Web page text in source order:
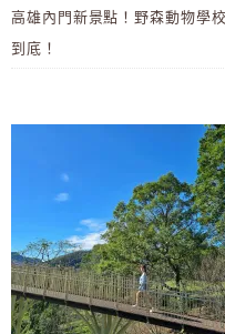
高雄內門新景點！野森動物學
到底！